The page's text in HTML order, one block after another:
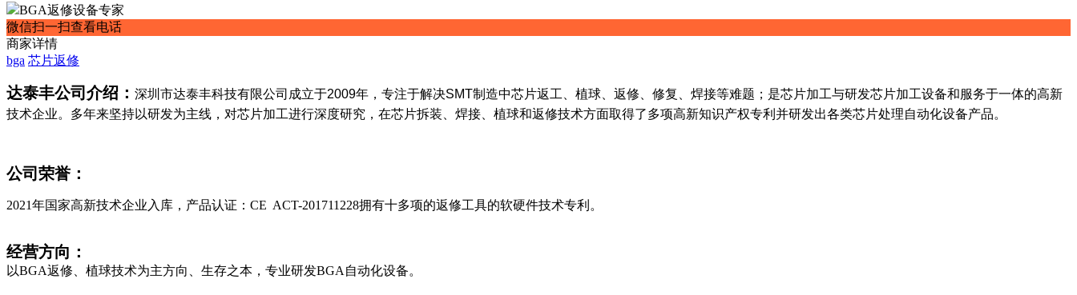
BGA返修设备专家
微信扫一扫查看电话
商家详情
bga 芯片返修
达泰丰公司介绍： 深圳市达泰丰科技有限公司成立于2009年，专注于解决SMT制造中芯片返工、植球、返修、修复、焊接等难题；是芯片加工与研发芯片加工设备和服务于一体的高新
技术企业。多年来坚持以研发为主线，对芯片加工进行深度研究，在芯片拆装、焊接、植球和返修技术方面取得了多项高新知识产权专利并研发出各类芯片处理自动化设备产品。
公司荣誉 ：
2021年国家高新技术企业入库，产品认证：CE ACT-201711228拥有十多项的返修工具的软硬件技术专利。
经营方向 ：
以BGA返修、植球技术为主方向、生存之本，专业研发BGA自动化设备。